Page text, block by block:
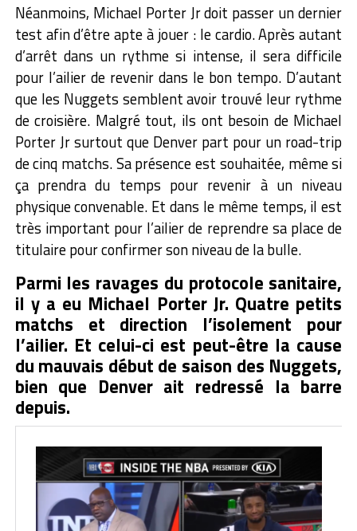
Néanmoins, Michael Porter Jr doit passer un dernier
test afin d’être apte à jouer : le cardio. Après autant
d’arrêt dans un rythme si intense, il sera difficile
pour l’ailier de revenir dans le bon tempo. D’autant
que les Nuggets semblent avoir trouvé leur rythme
de croisière. Malgré tout, ils ont besoin de Michael
Porter Jr surtout que Denver part pour un road-trip
de cinq matchs. Sa présence est souhaitée, même si
ça prendra du temps pour revenir à un niveau
physique convenable. Et dans le même temps, il est
très important pour l’ailier de reprendre sa place de
titulaire pour confirmer son niveau de la bulle.
Parmi les ravages du protocole sanitaire,
il y a eu Michael Porter Jr. Quatre petits
matchs et direction l’isolement pour
l’ailier. Et celui-ci est peut-être la cause
du mauvais début de saison des Nuggets,
bien que Denver ait redressé la barre
depuis.